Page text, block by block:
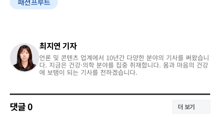
최지연 기자
언론 및 콘텐츠 업계에서 10년간 다양한 분야의 기사를 써왔습니
다. 지금은 건강·의학 분야를 집중 취재합니다. 몸과 마음의 건강
에 보탬이 되는 기사를 전하겠습니다.
댓글0 더 보기